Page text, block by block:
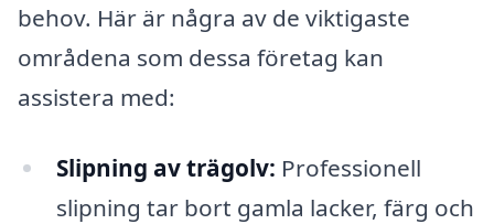
behov. Här är några av de viktigaste
områdena som dessa företag kan
assistera med:
Slipning av trägolv: Professionell
slipning tar bort gamla lacker, färg och